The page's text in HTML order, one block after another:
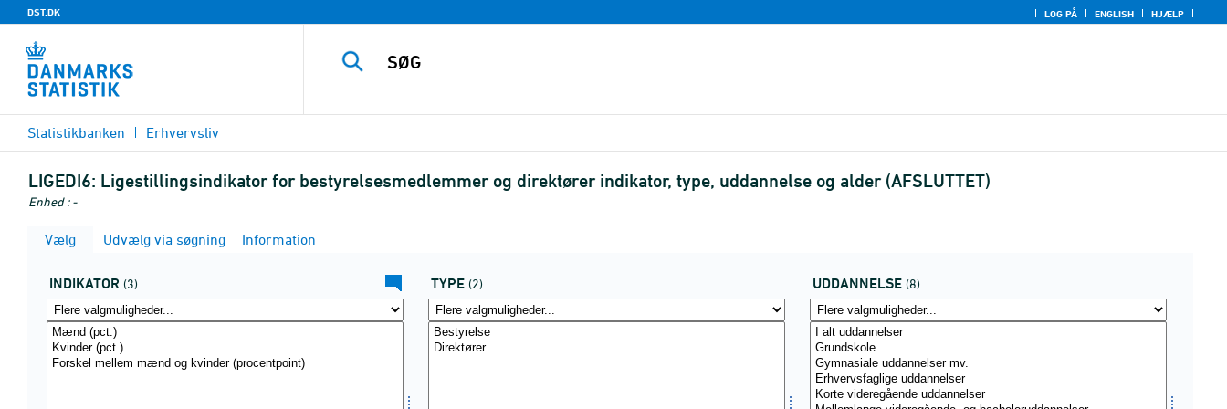
DST.DK LOG PÅ ENGLISH HJÆLP
Statistikbanken Erhvervsliv
LIGEDI6: Ligestillingsindikator for bestyrelsesmedlemmer og direktører indikator, type, uddannelse og alder (AFSLUTTET)
Enhed : -
Vælg Udvælg via søgning Information
INDIKATOR (3) TYPE (2) UDDANNELSE (8)